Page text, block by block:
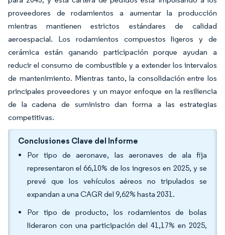
proveedores de rodamientos a aumentar la producción
mientras mantienen estrictos estándares de calidad
aeroespacial. Los rodamientos compuestos ligeros y de
cerámica están ganando participación porque ayudan a
reducir el consumo de combustible y a extender los intervalos
de mantenimiento. Mientras tanto, la consolidación entre los
principales proveedores y un mayor enfoque en la resiliencia
de la cadena de suministro dan forma a las estrategias
competitivas.
Conclusiones Clave del Informe
Por tipo de aeronave, las aeronaves de ala fija
representaron el 66,10% de los ingresos en 2025, y se
prevé que los vehículos aéreos no tripulados se
expandan a una CAGR del 9,62% hasta 2031.
Por tipo de producto, los rodamientos de bolas
lideraron con una participación del 41,17% en 2025,